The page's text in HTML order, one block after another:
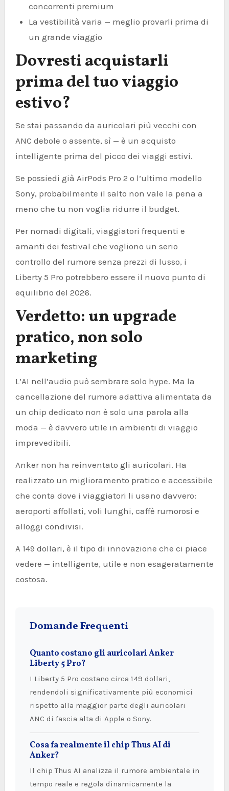
concorrenti premium
La vestibilità varia — meglio provarli prima di
un grande viaggio
Dovresti acquistarli
prima del tuo viaggio
estivo?
Se stai passando da auricolari più vecchi con
ANC debole o assente, sì — è un acquisto
intelligente prima del picco dei viaggi estivi.
Se possiedi già AirPods Pro 2 o l’ultimo modello
Sony, probabilmente il salto non vale la pena a
meno che tu non voglia ridurre il budget.
Per nomadi digitali, viaggiatori frequenti e
amanti dei festival che vogliono un serio
controllo del rumore senza prezzi di lusso, i
Liberty 5 Pro potrebbero essere il nuovo punto di
equilibrio del 2026.
Verdetto: un upgrade
pratico, non solo
marketing
L’AI nell’audio può sembrare solo hype. Ma la
cancellazione del rumore adattiva alimentata da
un chip dedicato non è solo una parola alla
moda — è davvero utile in ambienti di viaggio
imprevedibili.
Anker non ha reinventato gli auricolari. Ha
realizzato un miglioramento pratico e accessibile
che conta dove i viaggiatori li usano davvero:
aeroporti affollati, voli lunghi, caffè rumorosi e
alloggi condivisi.
A 149 dollari, è il tipo di innovazione che ci piace
vedere — intelligente, utile e non esageratamente
costosa.
Domande Frequenti
Quanto costano gli auricolari Anker
Liberty 5 Pro?
I Liberty 5 Pro costano circa 149 dollari,
rendendoli significativamente più economici
rispetto alla maggior parte degli auricolari
ANC di fascia alta di Apple o Sony.
Cosa fa realmente il chip Thus AI di
Anker?
Il chip Thus AI analizza il rumore ambientale in
tempo reale e regola dinamicamente la